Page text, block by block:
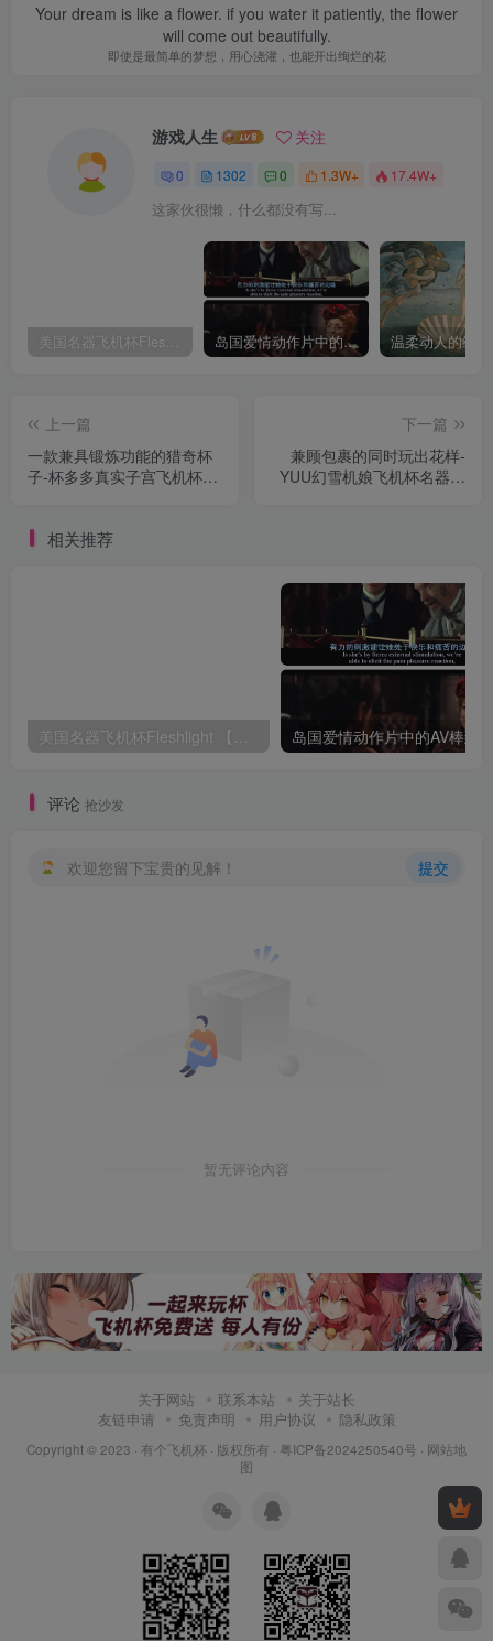
Your dream is like a flower. if you water it patiently, the flower
will come out beautifully.
即使是最简单的梦想，用心浇灌，也能开出绚烂的花
游戏人生 关注
0 1302 0 1.3W+ 17.4W+
这家伙很懒，什么都没有写...
岛国爱情动作片中的AV棒到底有多猛？成人用品震动棒的发展史！
上一篇
一款兼具锻炼功能的猎奇杯
子-杯多多真实子宫飞机杯名
下一篇
兼顾包裹的同时玩出花样-
YUU幻雪机娘飞机杯名器测
相关推荐
评论 抢沙发
欢迎您留下宝贵的见解！ 提交
暂无评论内容
关于网站 联系本站
关于站长
友链申请
免责声明 用户协议 隐私政策
Copyright © 2023 · 有个飞机杯 · 版权所有 · 粤ICP备2024250540号 · 网站地
图